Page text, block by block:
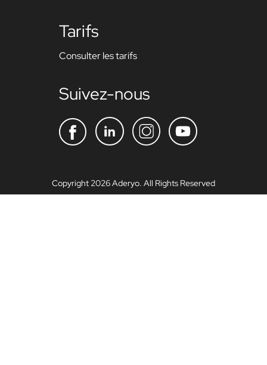
Tarifs
Consulter les tarifs
Suivez-nous
Copyright 2026 Aderyo. All Rights Reserved